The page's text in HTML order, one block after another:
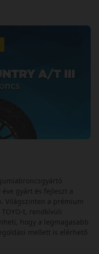
gyárt és fejleszt a
Világszinten a prémium
t, rendkívüli
hogy a legmagasabb
mellett is elérhető